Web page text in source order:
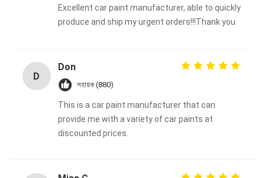
Excellent car paint manufacturer, able to quickly
produce and ship my urgent orders!!!Thank you
D
Don
সহায়ক (880)
This is a car paint manufacturer that can
provide me with a variety of car paints at
discounted prices.